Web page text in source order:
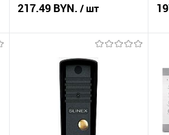
217.49 BYN. / шт
Подписаться
Купить в 1 клик
Сравнение
В избранное
Недоступно